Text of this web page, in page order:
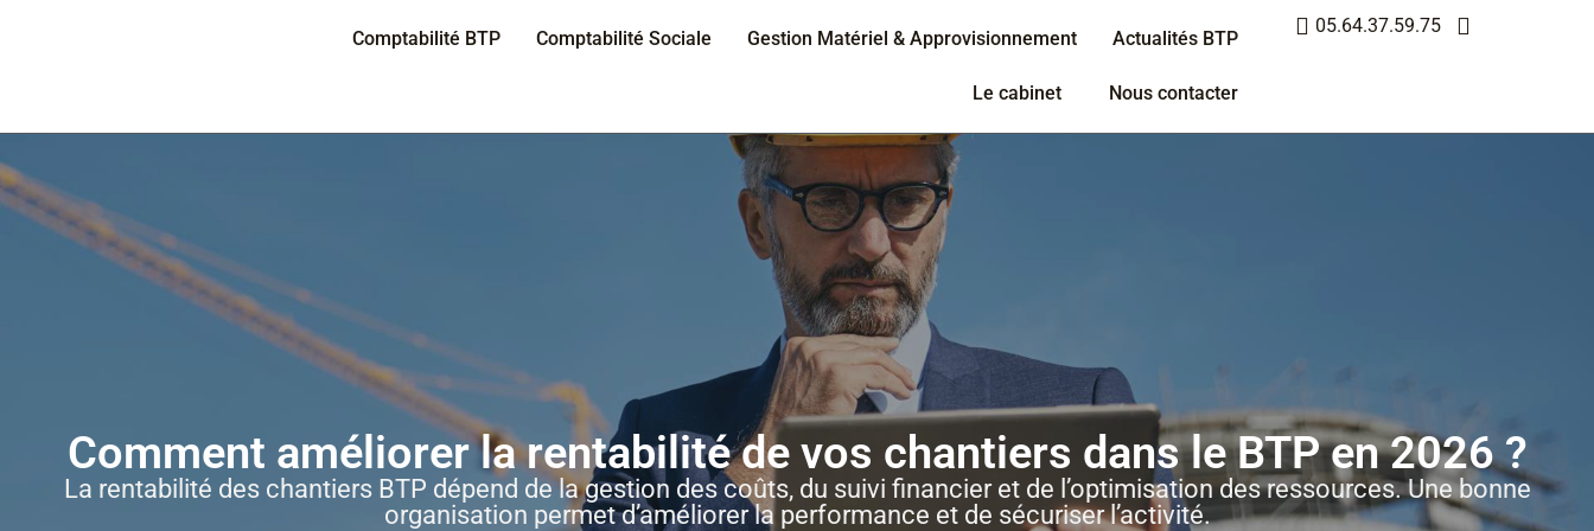
Comptabilité BTP Comptabilité Sociale Gestion Matériel & Approvisionnement Actualités BTP
Le cabinet Nous contacter
05.64.37.59.75
Comment améliorer la rentabilité de vos chantiers dans le BTP en 2026 ?
La rentabilité des chantiers BTP dépend de la gestion des coûts, du suivi financier et de l’optimisation des ressources. Une bonne
organisation permet d’améliorer la performance et de sécuriser l’activité.